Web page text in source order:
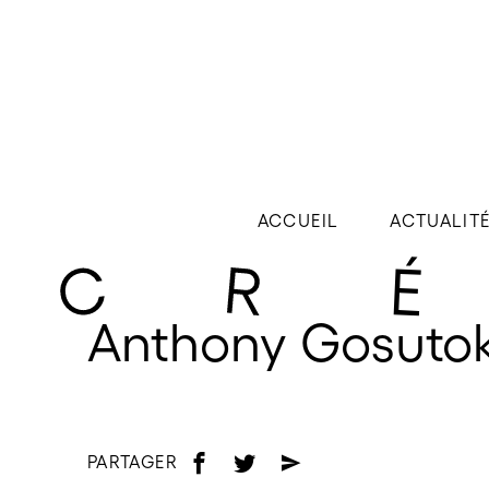
ACCUEIL
Anthony
PARTAGER f t e